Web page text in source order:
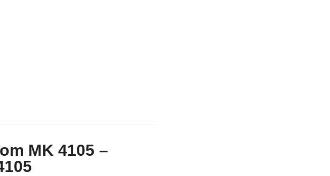
MK 4105 –